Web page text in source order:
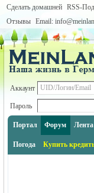
Сделать домашней RSS-
Отзывы Email:
Аккаунт
Пароль
Портал Форум Лента
Погода Купить